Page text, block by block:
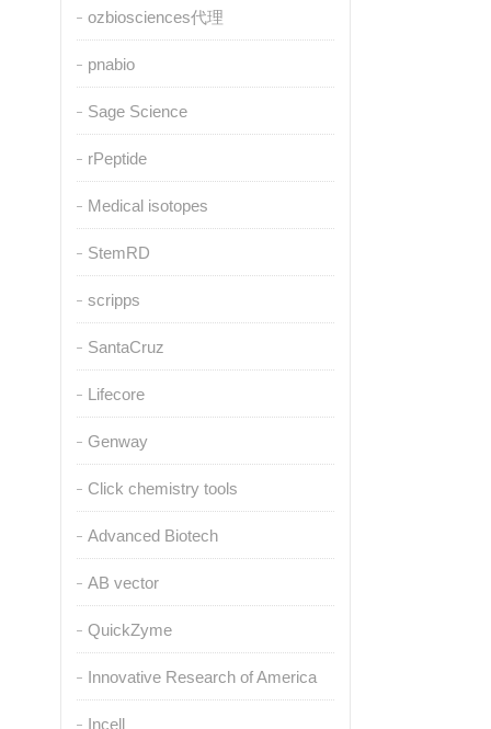
ozbiosciences代理
pnabio
Sage Science
rPeptide
Medical isotopes
StemRD
scripps
SantaCruz
Lifecore
Genway
Click chemistry tools
Advanced Biotech
AB vector
QuickZyme
Innovative Research of America
Incell